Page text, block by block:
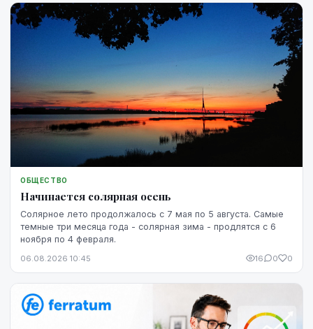
ОБЩЕСТВО
Начинается солярная осень
Солярное лето продолжалось с 7 мая по 5 августа. Самые
темные три месяца года - солярная зима - продлятся с 6
ноября по 4 февраля.
06.08.2026 10:45 16 0 0